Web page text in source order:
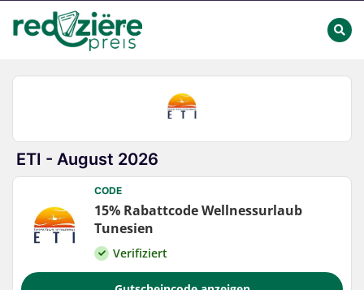
ETI - August 2026
CODE
15% Rabattcode Wellnessurlaub
Tunesien
Verifiziert